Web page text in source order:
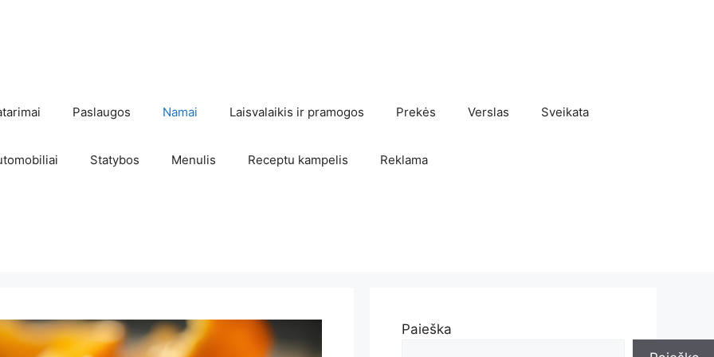
Paslaugos Namai Laisvalaikis ir pramogos Prekės Verslas Sveikata
Statybos Menulis Receptu kampelis Reklama
Paieška